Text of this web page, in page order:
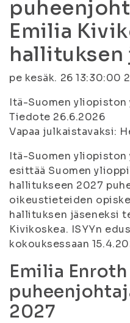
Emilia
hallituksen
pe kesäk. 26 13:30:00
Itä-Suomen yliopiston
Tiedote 26.6.2026
Vapaa julkaistavaksi:
Itä-Suomen yliopiston
esittää Suomen
hallitukseen 2027
oikeustieteiden
hallituksen jäseneksi
Kivikoskea. ISYYn
kokouksessaan
Emilia
2027